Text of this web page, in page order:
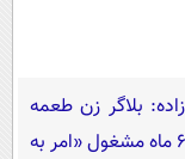
بلاگر زن طعمه
کشاندن مداح به قرار مرگ/ رجب زاده 6 ماه مشغول «امر به